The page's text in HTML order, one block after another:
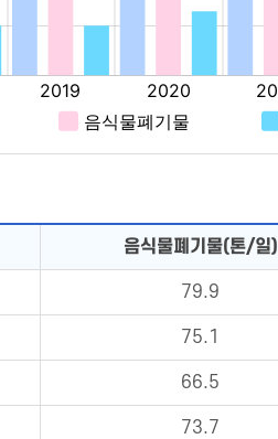
음식물폐기물(톤/일)
79.9
75.1
66.5
73.7